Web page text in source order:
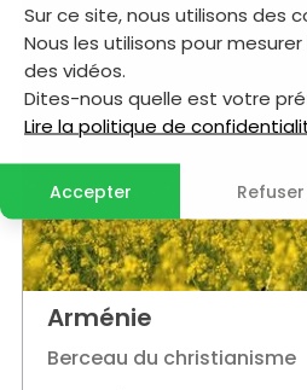
Sur ce site, nous utilisons des
Nous les utilisons pour
des vidéos.
Dites-nous quelle est votre
Lire la politique de
Accepter Refuser
Arménie
Berceau du christianisme